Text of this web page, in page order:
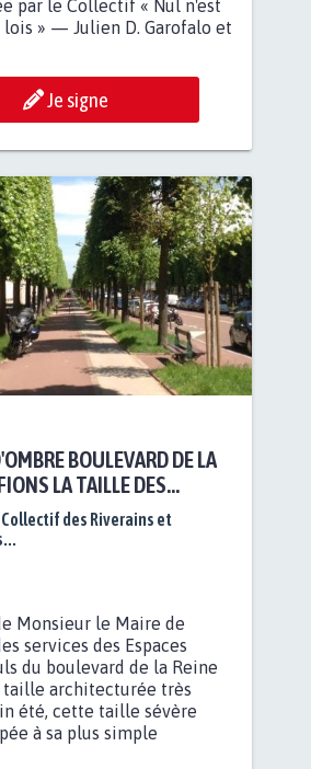
par le Collectif « Nul n'est
lois » — Julien D. Garofalo et
Je signe
BOULEVARD DE LA
LA TAILLE DES
Collectif des Riverains et
Monsieur le Maire de
services des Espaces
du boulevard de la Reine
taille architecturée très
été, cette taille sévère
à sa plus simple